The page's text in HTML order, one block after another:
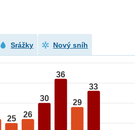
Srážky Nový sníh
25 26
30
36
29
33